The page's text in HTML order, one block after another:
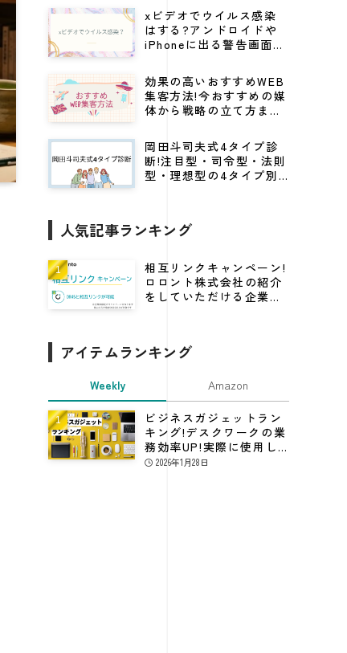
xビデオでウイルス感染
はする?アンドロイドや
iPhoneに出る警告画面の
説
効果の高いおすすめWEB
集客方法!今おすすめの媒
体から戦略の立て方まで
岡田斗司夫式4タイプ診
断!注目型・司令型・法則
型・理想型の4タイプ別
人気記事ランキング
相互リンクキャンペーン!
ロロント株式会社の紹介
をしていただける企業様
アイテムランキング
Weekly Amazon
ビジネスガジェットラン
キング!デスクワークの業
務効率UP!実際に使用し
てる仕事効率化グッズ
2026年1月28日